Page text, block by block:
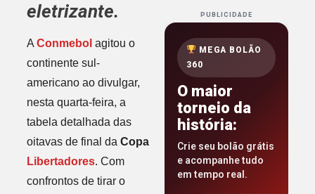
eletrizante.
A Conmebol agitou o
continente sul-
americano ao divulgar,
nesta quarta-feira, a
tabela detalhada das
oitavas de final da Copa
Libertadores. Com
confrontos de tirar o
PUBLICIDADE
MEGA BOLÃO
360
O maior
torneio da
história:
Crie seu bolão grátis
e acompanhe tudo
em tempo real.